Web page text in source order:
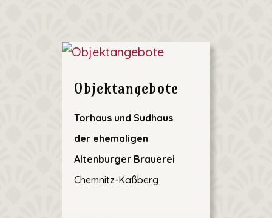
Objektangebote
Torhaus und Sudhaus
der ehemaligen
Altenburger Brauerei
Chemnitz-Kaßberg